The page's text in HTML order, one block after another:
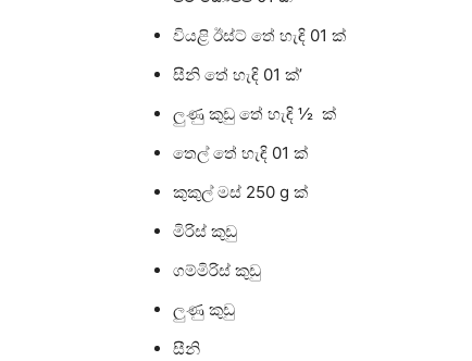
වියළි ඊස්ට් තේ හැඳි 01 ක්
සීනි තේ හැඳි 01 ක්’
ලුණු කුඩු තේ හැඳි ½ ක්
තෙල් තේ හැඳි 01 ක්
කුකුල් මස් 250 g ක්
මිරිස් කුඩු
ගම්මිරිස් කුඩු
ලුණු කුඩු
සීනි